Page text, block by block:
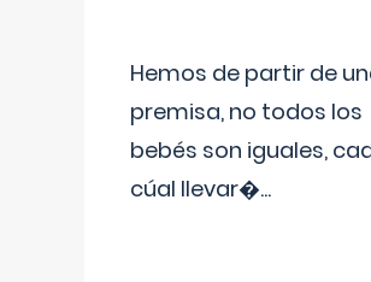
Hemos de partir de
premisa, no todos los
bebés son iguales,
cúal llevar�...